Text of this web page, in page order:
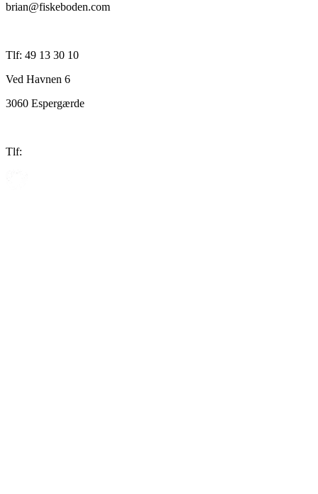
brian@fiskeboden.com
Tlf: 49 13 30 10
Ved Havnen 6
3060 Espergærde
Tlf: